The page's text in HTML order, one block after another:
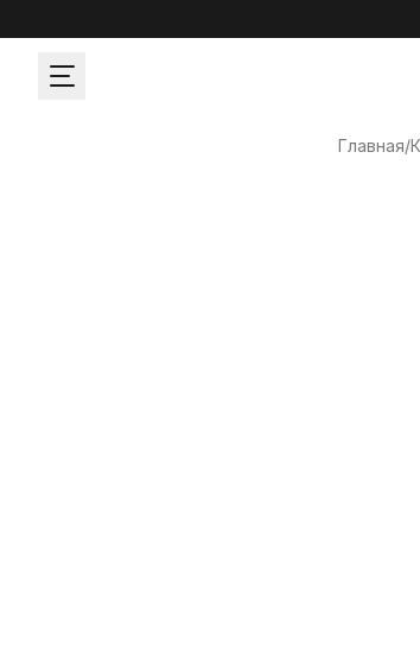
Главная/